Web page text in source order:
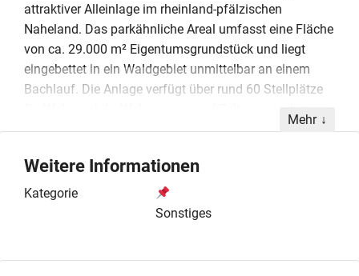
attraktiver Alleinlage im rheinland-pfälzischen
Naheland. Das parkähnliche Areal umfasst eine Fläche
von ca. 29.000 m² Eigentumsgrundstück und liegt
eingebettet in ein Waldgebiet unmittelbar an einem
Bachlauf. Die Anlage verfügt über rund 60 Stellplätze
Mietunterkünfte, die größtenteils im Kaufpreis
Funktionsgebäude mit inhabergeführtem Restaurant,
Vollküche, Pizzaofen und Shop sowie ein modernes,
barrierearmes Sanitärgebäude. Für die Betreiber steht
Mehr
Weitere Informationen
Kategorie
Sonstiges